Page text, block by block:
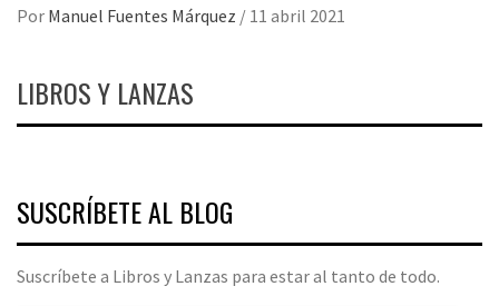
Por Manuel Fuentes Márquez / 11 abril 2021
LIBROS Y LANZAS
SUSCRÍBETE AL BLOG
Suscríbete a Libros y Lanzas para estar al tanto de todo.